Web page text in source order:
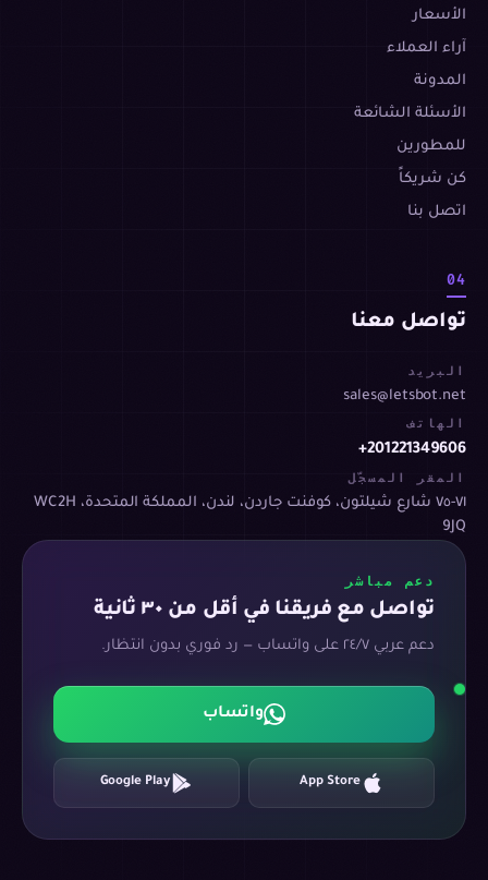
الأسعار
آراء العملاء
المدونة
الأسئلة الشائعة
للمطورين
كن شريكاً
اتصل بنا
04
تواصل معنا
البريد
sales@letsbot.net
الهاتف
+201221349606
المقر المسجّل
٧١-٧٥ شارع شيلتون، كوفنت جاردن، لندن، المملكة المتحدة، WC2H
9JQ
دعم مباشر
تواصل مع فريقنا في أقل من ٣٠ ثانية
دعم عربي ٢٤/٧ على واتساب — رد فوري بدون انتظار.
واتساب
App Store
Google Play